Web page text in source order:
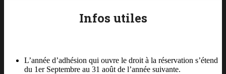
Infos utiles
L’année d’adhésion qui ouvre le droit à la réservation s’étend
du 1er Septembre au 31 août de l’année suivante.